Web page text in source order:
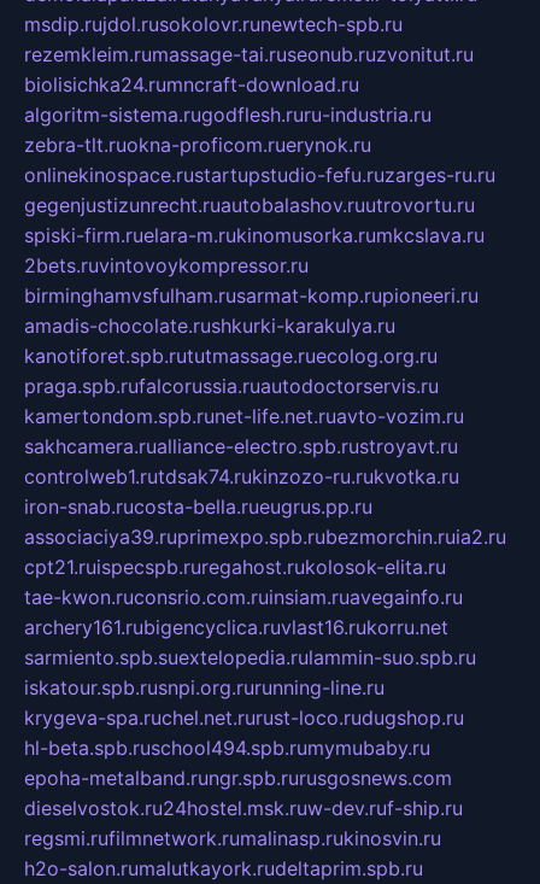
msdip.rujdol.rusokolovr.runewtech-spb.ru
rezemkleim.rumassage-tai.ruseonub.ruzvonitut.ru
biolisichka24.rumncraft-download.ru
algoritm-sistema.rugodflesh.ruru-industria.ru
zebra-tlt.ruokna-proficom.ruerynok.ru
onlinekinospace.rustartupstudio-fefu.ruzarges-ru.ru
gegenjustizunrecht.ruautobalashov.ruutrovortu.ru
spiski-firm.ruelara-m.rukinomusorka.rumkcslava.ru
2bets.ruvintovoykompressor.ru
birminghamvsfulham.rusarmat-komp.rupioneeri.ru
amadis-chocolate.rushkurki-karakulya.ru
kanotiforet.spb.rututmassage.ruecolog.org.ru
praga.spb.rufalcorussia.ruautodoctorservis.ru
kamertondom.spb.runet-life.net.ruavto-vozim.ru
sakhcamera.rualliance-electro.spb.rustroyavt.ru
controlweb1.rutdsak74.rukinzozo-ru.rukvotka.ru
iron-snab.rucosta-bella.rueugrus.pp.ru
associaciya39.ruprimexpo.spb.rubezmorchin.ruia2.ru
cpt21.ruispecspb.ruregahost.rukolosok-elita.ru
tae-kwon.ruconsrio.com.ruinsiam.ruavegainfo.ru
archery161.rubigencyclica.ruvlast16.rukorru.net
sarmiento.spb.suextelopedia.rulammin-suo.spb.ru
iskatour.spb.rusnpi.org.rurunning-line.ru
krygeva-spa.ruchel.net.rurust-loco.rudugshop.ru
hl-beta.spb.ruschool494.spb.rumymubaby.ru
epoha-metalband.rungr.spb.rurusgosnews.com
dieselvostok.ru24hostel.msk.ruw-dev.ruf-ship.ru
regsmi.rufilmnetwork.rumalinasp.rukinosvin.ru
h2o-salon.rumalutkayork.rudeltaprim.spb.ru